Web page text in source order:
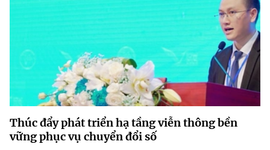
Tin địa phương
Tiêu chuẩn, đo lường, chất lượng
Năng lượng nguyên tử
Ảnh
Nhiệm vụ trọng tâm
Chọn ngôn ngữ
Thúc đẩy phát triển hạ tầng viễn thông bền
vững phục vụ chuyển đổi số